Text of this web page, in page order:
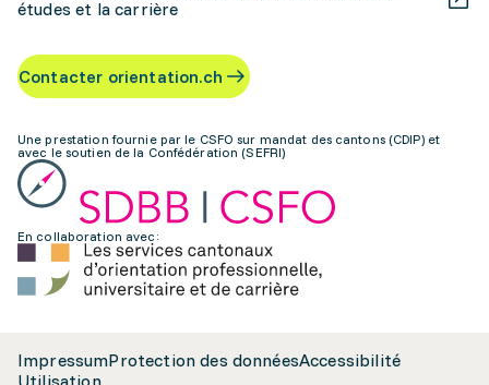
études et la carrière
Contacter orientation.ch
Une prestation fournie par le CSFO sur mandat des cantons (CDIP) et
avec le soutien de la Confédération (SEFRI)
En collaboration avec:
ImpressumProtection des donnéesAccessibilité